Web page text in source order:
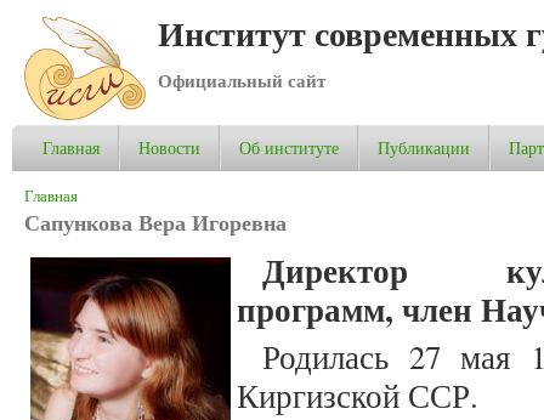
Институт современных
Официальный сайт
Главная Новости Об институте Публикации
Вы здесь
Главная
Сапункова Вера Игоревна
Директор
программ, член
Родилась 27 мая
Киргизской ССР.